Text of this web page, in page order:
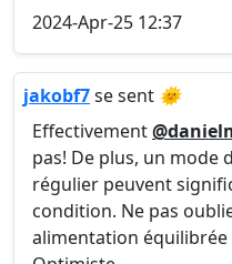
2024-Apr-25 12:37
jakobf7se sent 🌞
Effectivement
pas! De plus, un mode
régulier peuvent
condition. Ne pas
alimentation